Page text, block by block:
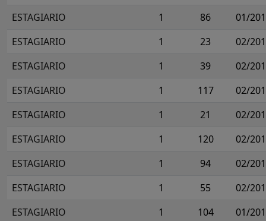
ESTAGIARIO
1 86
01/
ESTAGIARIO
1 23
02/
ESTAGIARIO
1 39
02/
ESTAGIARIO
1 117
02/
ESTAGIARIO
1 21
02/
ESTAGIARIO
1 120
02/
ESTAGIARIO
1 94
02/
ESTAGIARIO
1 55
02/
ESTAGIARIO
1 104
01/